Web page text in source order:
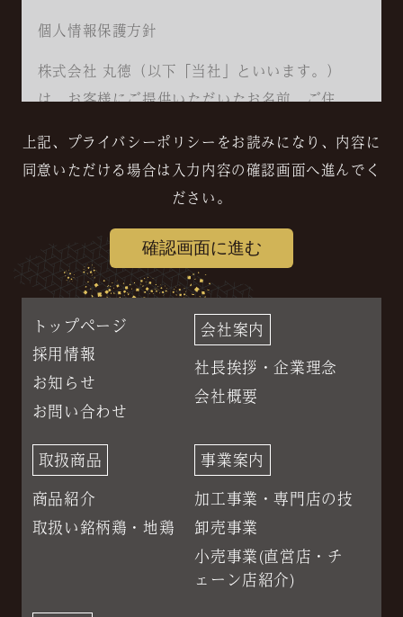
個人情報保護方針
株式会社 丸徳（以下「当社」といいます。）
は、お客様にご提供いただいたお名前、ご住
「個人情報」といいます）を適切に保護・管理
することを重視し、本プライバシーポリシーを
個人情報の取得
当社は、当ホームページの一部のコンテンツに
おいて、お客様の個人情報をご提供いただく場
合がございます。
その場合、ご提供いただく個人情報の利用目的
をあらかじめ明確にし、お客様の同意の上で、
個人情報の管理
当社は、不正なアクセスや情報の紛失、破綻、
改竄、漏洩等が生じぬよう安全管理を徹底致し
業務の一部として、個人情報の取り扱いを業者
上記、プライバシーポリシーをお読みになり、内容に
同意いただける場合は入力内容の確認画面へ進んでく
ださい。
トップページ
採用情報
お知らせ
お問い合わせ
会社案内
社長挨拶・企業理念
会社概要
取扱商品
商品紹介
取扱い銘柄鶏・地鶏
事業案内
加工事業・専門店の技
卸売事業
小売事業(直営店・チ
ェーン店紹介)